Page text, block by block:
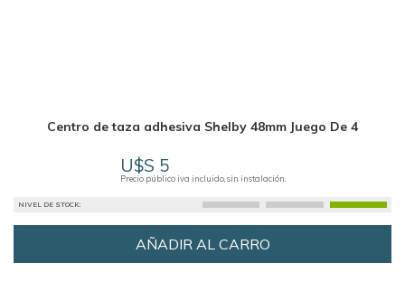
Centro de taza adhesiva Shelby 48mm Juego De 4
U$S 5
Precio público iva incluido, sin instalación.
NIVEL DE STOCK:
AÑADIR AL CARRO